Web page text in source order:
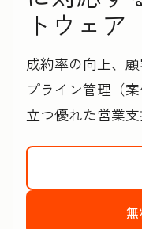
トウェア
成約率の向上、
プライン管理（
立つ優れた営業支
無